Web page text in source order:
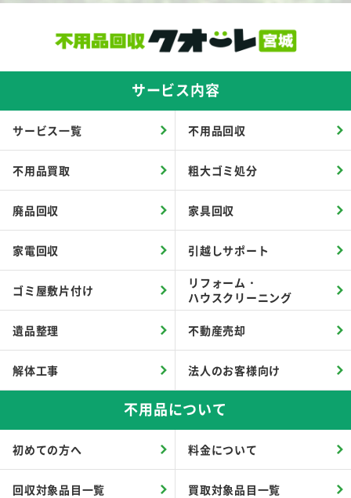
サービス内容
サービス一覧 不用品回収
不用品買取 粗大ゴミ処分
廃品回収 家具回収
家電回収 引越しサポート
ゴミ屋敷片付け
リフォーム・
ハウスクリーニング
遺品整理 不動産売却
解体工事 法人のお客様向け
不用品について
初めての方へ 料金について
回収対象品目一覧 買取対象品目一覧